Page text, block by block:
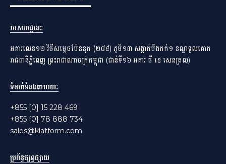
អាសយដ្ឋាន​៖
អគារលេខ១២ វិថីសម្តេចប៉ែននុត (២៨៩) ភូមិ១៣ សង្កាត់បឹងកក់១ ខណ្ឌទួលគោក
រាជធានីភ្នំពេញ ព្រះរាជាណាចក្រកម្ពុជា (ជាន់ទី១៦ អគារ ធី ខេ សេនត្រល)
ទំនាក់ទំនងតាមរយៈ
+855 [0] 15 228 469
+855 [0] 78 888 734
sales@klatform.com
ប្រព័ន្ធផ្សព្វផ្សាយ